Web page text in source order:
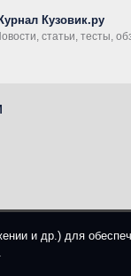
Кузовик.ру
статьи, тесты,
и др.) для